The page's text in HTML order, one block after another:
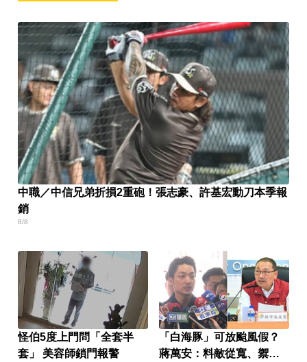
中職／中信兄弟折損2重砲！張志豪、許基宏動刀本季報
銷
8/8
怪伯5度上門問「全套半
套」 美容師鎖門報警
「白海豚」可放颱風假？
蔣萬安：料敵從寬、禦敵